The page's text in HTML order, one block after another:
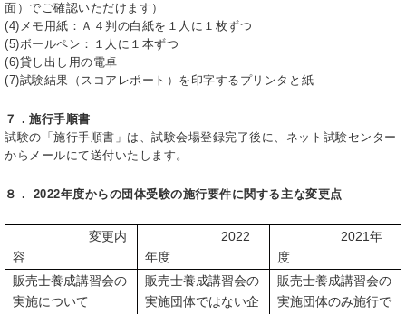
面）でご確認いただけます）
(4)メモ用紙：Ａ４判の白紙を１人に１枚ずつ
(5)ボールペン：１人に１本ずつ
(6)貸し出し用の電卓
(7)試験結果（スコアレポート）を印字するプリンタと紙
７．施行手順書
試験の「施行手順書」は、試験会場登録完了後に、ネット試験センター
からメールにて送付いたします。
８． 2022年度からの団体受験の施行要件に関する主な変更点
変更内
容
2022
年度
2021年
度
販売士養成講習会の
実施について
販売士養成講習会の
実施団体ではない企
販売士養成講習会の
実施団体のみ施行で